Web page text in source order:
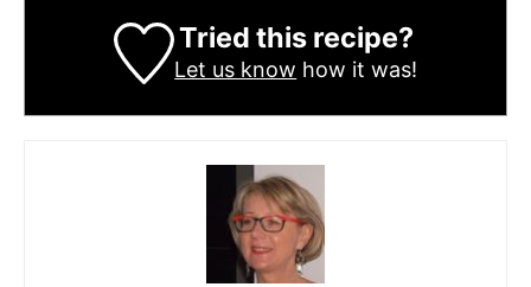
Tried this recipe?
Let us know how it was!